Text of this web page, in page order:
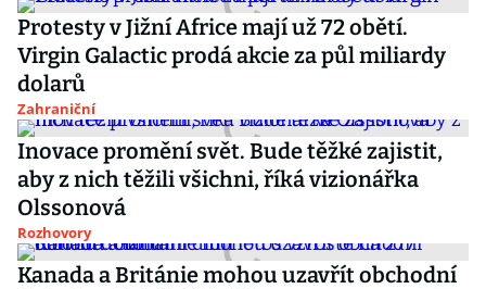
Protesty v Jižní Africe mají už 72 obětí.
Virgin Galactic prodá akcie za půl miliardy
dolarů
Zahraniční
Inovace promění svět. Bude těžké zajistit,
aby z nich těžili všichni, říká vizionářka
Olssonová
Rozhovory
Kanada a Británie mohou uzavřít obchodní